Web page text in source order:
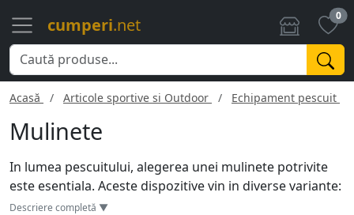
cumperi.net 0
Acasă Articole sportive si Outdoor Echipament pescuit
Mulinete
In lumea pescuitului, alegerea unei mulinete potrivite
este esentiala. Aceste dispozitive vin in diverse variante:
frontale, baitrunner, baitcasting sau multiplicatoare.
Descriere completă ▼